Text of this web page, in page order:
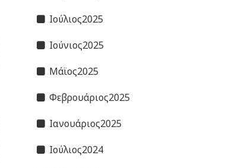
Ιούλιος2025
Ιούνιος2025
Μάϊος2025
Φεβρουάριος2025
Ιανουάριος2025
Ιούλιος2024